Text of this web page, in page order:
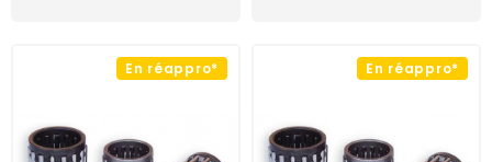
En réappro* En réappro*